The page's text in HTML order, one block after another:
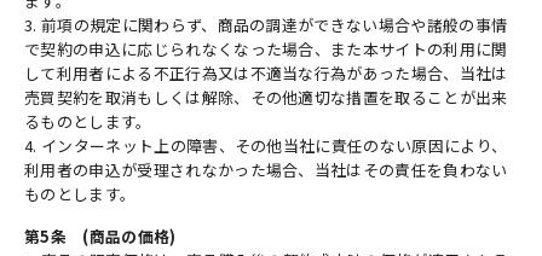
3. 前項の規定に関わらず、商品の調達ができない場合や諸般の事情
で契約の申込に応じられなくなった場合、また本サイトの利用に関
して利用者による不正行為又は不適当な行為があった場合、当社は
売買契約を取消もしくは解除、その他適切な措置を取ることが出来
るものとします。
4. インターネット上の障害、その他当社に責任のない原因により、
利用者の申込が受理されなかった場合、当社はその責任を負わない
ものとします。
第5条 (商品の価格)